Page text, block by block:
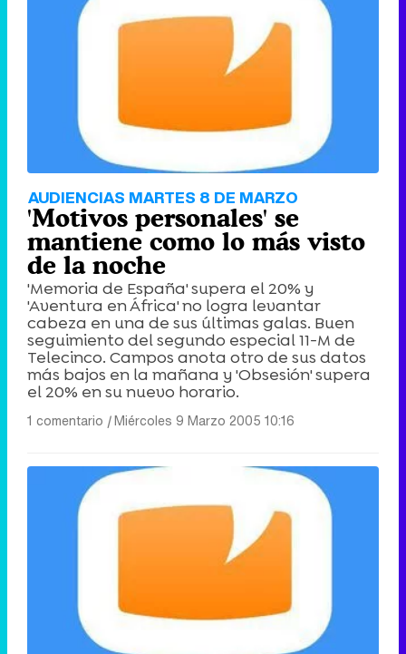
AUDIENCIAS MARTES 8 DE MARZO
'Motivos personales' se
mantiene como lo más visto
de la noche
'Memoria de España' supera el 20% y
'Aventura en África' no logra levantar
cabeza en una de sus últimas galas. Buen
seguimiento del segundo especial 11-M de
Telecinco. Campos anota otro de sus datos
más bajos en la mañana y 'Obsesión' supera
el 20% en su nuevo horario.
1 comentario |Miércoles 9 Marzo 2005 10:16